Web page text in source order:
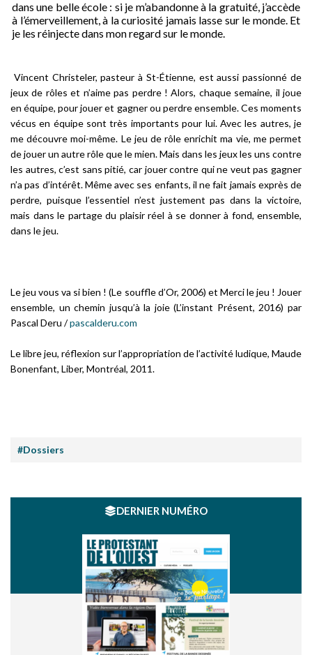
dans une belle école : si je m’abandonne à la gratuité, j’accède
à l’émerveillement, à la curiosité jamais lasse sur le monde. Et
je les réinjecte dans mon regard sur le monde.
Vincent Christeler, pasteur à St-Étienne, est aussi passionné de
jeux de rôles et n’aime pas perdre ! Alors, chaque semaine, il joue
en équipe, pour jouer et gagner ou perdre ensemble. Ces moments
vécus en équipe sont très importants pour lui. Avec les autres, je
me découvre moi-même. Le jeu de rôle enrichit ma vie, me permet
de jouer un autre rôle que le mien. Mais dans les jeux les uns contre
les autres,c’est sans pitié, car jouer contre qui ne veut pas gagner
n’a pas d’intérêt. Même avec ses enfants, il ne fait jamais exprès de
perdre, puisque l’essentiel n’est justement pas dans la victoire,
mais dans le partage du plaisir réel à se donner à fond, ensemble,
dans le jeu.
Le jeu vous va si bien !(Le souffle d’Or, 2006) et Merci le jeu ! Jouer
ensemble, un chemin jusqu’à la joie(L’instant Présent, 2016) par
Pascal Deru /pascalderu.com
Le libre jeu, réflexion sur l’appropriation de l’activité ludique, Maude
Bonenfant, Liber, Montréal, 2011.
#Dossiers
DERNIER NUMÉRO